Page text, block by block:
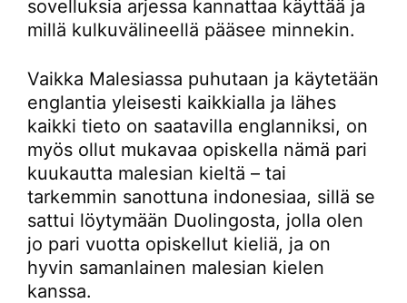
sovelluksia arjessa kannattaa käyttää ja
millä kulkuvälineellä pääsee minnekin.
Vaikka Malesiassa puhutaan ja käytetään
englantia yleisesti kaikkialla ja lähes
kaikki tieto on saatavilla englanniksi, on
myös ollut mukavaa opiskella nämä pari
kuukautta malesian kieltä – tai
tarkemmin sanottuna indonesiaa, sillä se
sattui löytymään Duolingosta, jolla olen
jo pari vuotta opiskellut kieliä, ja on
hyvin samanlainen malesian kielen
kanssa.